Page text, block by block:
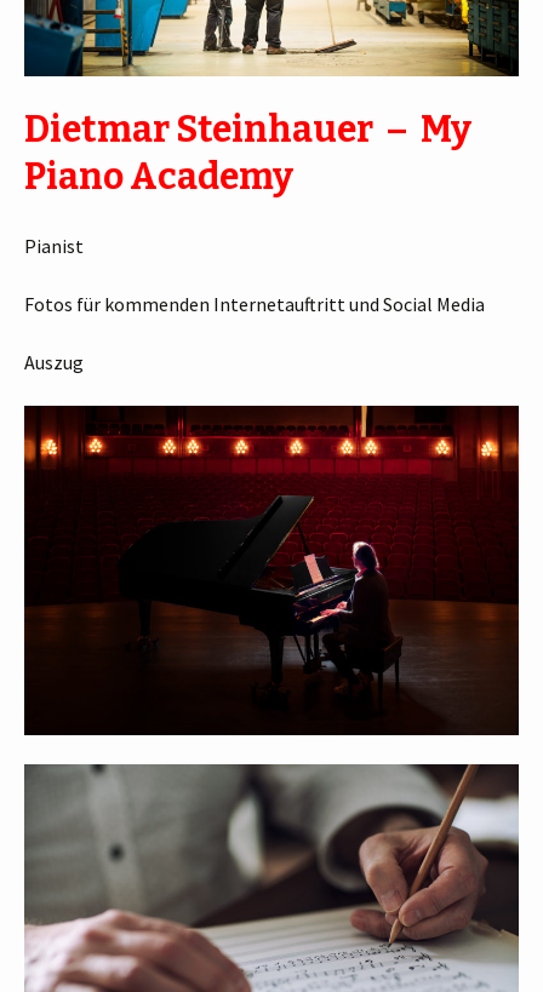
Dietmar Steinhauer – My
Piano Academy
Pianist
Fotos für kommenden Internetauftritt und Social Media
Auszug